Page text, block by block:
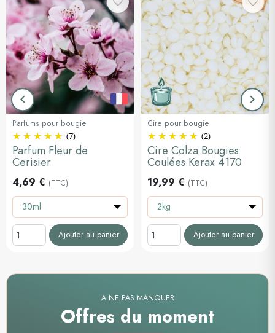
Précédent
keyboard_arrow_left
Parfums pour bougie
(7)
Parfum Fleur de
Cerisier
4,69 € (TTC)
30ml
Ajouter au panier
Cire pour bougie
(2)
Cire Colza Bougies
Coulées Kerax 4170
19,99 € (TTC)
2kg
Ajouter au panier
keyboard_arrow_right
A NE PAS MANQUER
Offres du moment